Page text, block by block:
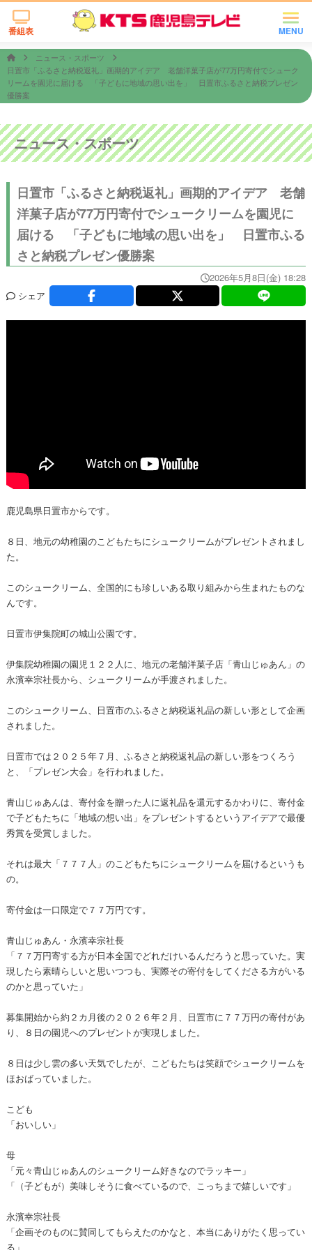
MENU
番組表
ニュース・スポーツ
日置市「ふるさと納税返礼」画期的アイデア 老舗洋菓子店が77万円寄付でシューク
リームを園児に届ける 「子どもに地域の思い出を」 日置市ふるさと納税プレゼン
優勝案
ニュース・スポーツ
日置市「ふるさと納税返礼」画期的アイデア 老舗
洋菓子店が77万円寄付でシュークリームを園児に
届ける 「子どもに地域の思い出を」 日置市ふる
さと納税プレゼン優勝案
2026年5月8日(金) 18:28
シェア
鹿児島県日置市からです。
８日、地元の幼稚園のこどもたちにシュークリームがプレゼントされまし
た。
このシュークリーム、全国的にも珍しいある取り組みから生まれたものな
んです。
日置市伊集院町の城山公園です。
伊集院幼稚園の園児１２２人に、地元の老舗洋菓子店「青山じゅあん」の
永濱幸宗社長から、シュークリームが手渡されました。
このシュークリーム、日置市のふるさと納税返礼品の新しい形として企画
されました。
日置市では２０２５年７月、ふるさと納税返礼品の新しい形をつくろう
と、「プレゼン大会」を行われました。
青山じゅあんは、寄付金を贈った人に返礼品を還元するかわりに、寄付金
で子どもたちに「地域の想い出」をプレゼントするというアイデアで最優
秀賞を受賞しました。
それは最大「７７７人」のこどもたちにシュークリームを届けるというも
の。
寄付金は一口限定で７７万円です。
青山じゅあん・永濱幸宗社長
「７７万円寄する方が日本全国でどれだけいるんだろうと思っていた。実
現したら素晴らしいと思いつつも、実際その寄付をしてくださる方がいる
のかと思っていた」
募集開始から約２カ月後の２０２６年２月、日置市に７７万円の寄付があ
り、８日の園児へのプレゼントが実現しました。
８日は少し雲の多い天気でしたが、こどもたちは笑顔でシュークリームを
ほおばっていました。
こども
「おいしい」
母
「元々青山じゅあんのシュークリーム好きなのでラッキー」
「（子どもが）美味しそうに食べているので、こっちまで嬉しいです」
永濱幸宗社長
「企画そのものに賛同してもらえたのかなと、本当にありがたく思ってい
る」